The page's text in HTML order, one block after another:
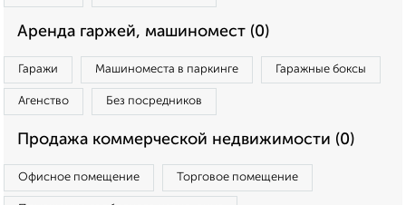
Аренда гаржей, машиномест (0)
Гаражи Машиноместа в паркинге Гаражные боксы
Агенство Без посредников
Продажа коммерческой недвижимости (0)
Офисное помещение Торговое помещение